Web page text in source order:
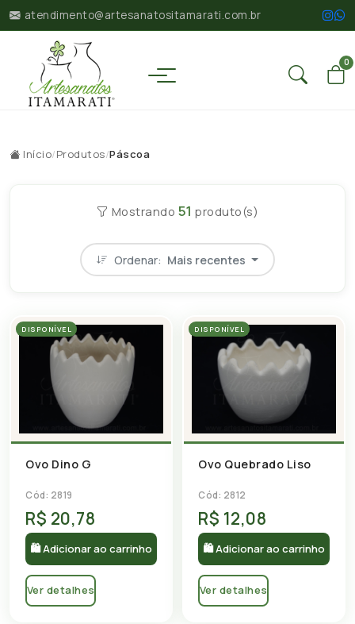
atendimento@artesanatositamarati.com.br
0
Início/Produtos/Páscoa
Mostrando 51 produto(s)
Ordenar: Mais recentes
DISPONÍVEL
Ovo Dino G
Cód: 2819
R$ 20,78
🛍 Adicionar ao carrinho
Ver detalhes
DISPONÍVEL
Ovo Quebrado Liso
Cód: 2812
R$ 12,08
🛍 Adicionar ao carrinho
Ver detalhes